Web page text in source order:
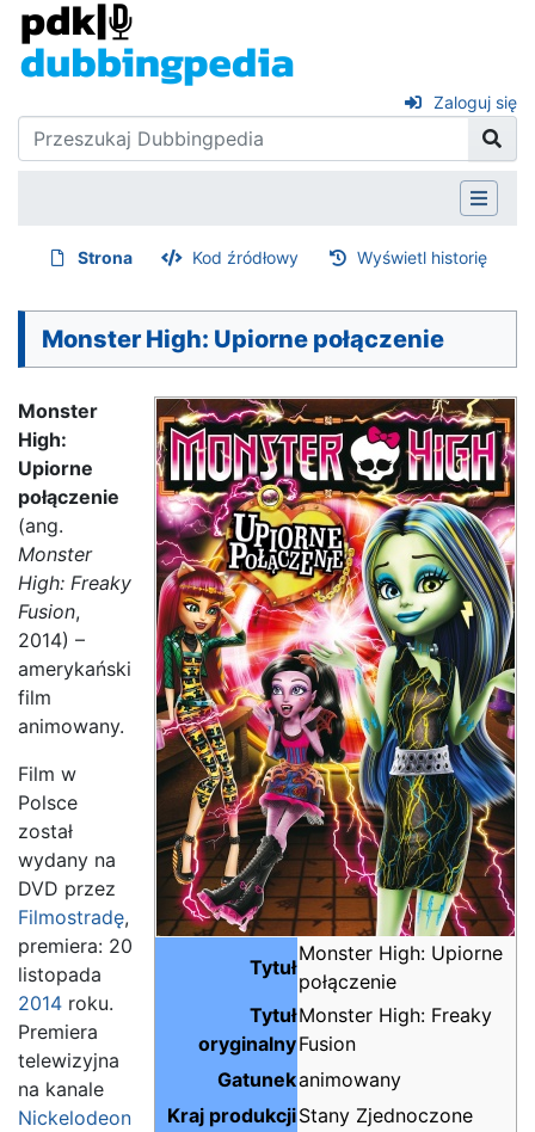
Zaloguj się
Strona Kod źródłowy Wyświetl historię
Monster High: Upiorne połączenie
Tytuł
Monster High: Upiorne
połączenie
Tytuł
oryginalny
Monster High: Freaky
Fusion
Gatunekanimowany
Kraj produkcjiStany Zjednoczone
Monster
High:
Upiorne
połączenie
(ang.
Monster
High: Freaky
Fusion,
2014) –
amerykański
film
animowany.
Film w
Polsce
został
wydany na
DVD przez
Filmostradę,
premiera: 20
listopada
2014 roku.
Premiera
telewizyjna
na kanale
Nickelodeon